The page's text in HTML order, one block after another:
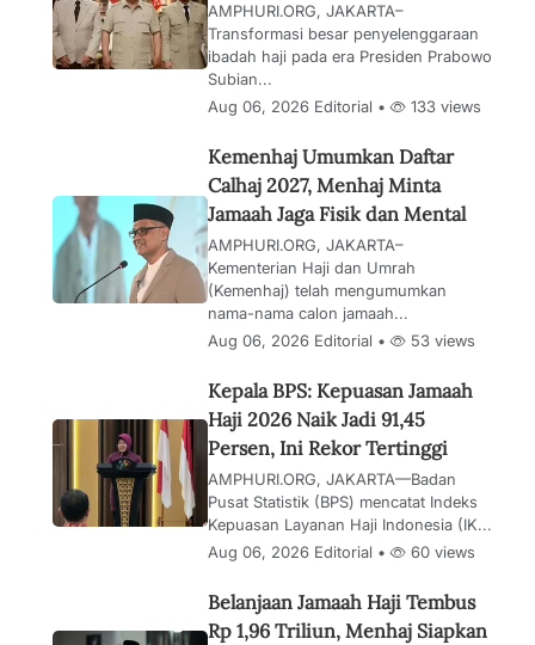
AMPHURI.ORG, JAKARTA–
Transformasi besar penyelenggaraan
ibadah haji pada era Presiden Prabowo
Subian...
Aug 06, 2026 Editorial •
133 views
Kemenhaj Umumkan Daftar
Calhaj 2027, Menhaj Minta
Jamaah Jaga Fisik dan Mental
AMPHURI.ORG, JAKARTA–
Kementerian Haji dan Umrah
(Kemenhaj) telah mengumumkan
nama-nama calon jamaah...
Aug 06, 2026 Editorial •
53 views
Kepala BPS: Kepuasan Jamaah
Haji 2026 Naik Jadi 91,45
Persen, Ini Rekor Tertinggi
AMPHURI.ORG, JAKARTA—Badan
Pusat Statistik (BPS) mencatat Indeks
Kepuasan Layanan Haji Indonesia (IK...
Aug 06, 2026 Editorial •
60 views
Belanjaan Jamaah Haji Tembus
Rp 1,96 Triliun, Menhaj Siapkan